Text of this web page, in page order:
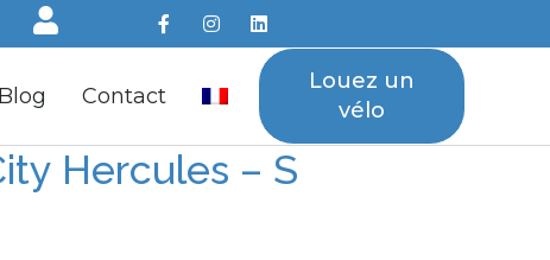
Blog Contact
Louez un
vélo
Hercules – S